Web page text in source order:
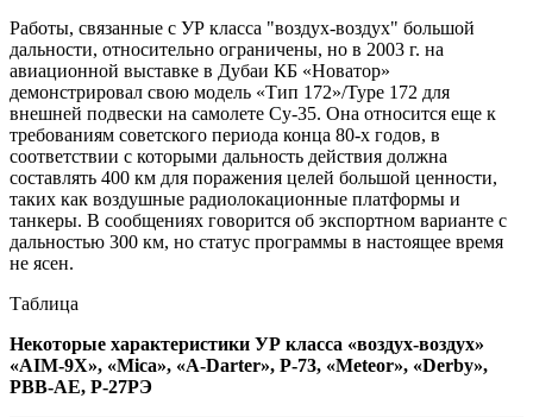
Работы, связанные с УР класса "воздух-воздух" большой
дальности, относительно ограничены, но в 2003 г. на
авиационной выставке в Дубаи КБ «Новатор»
демонстрировал свою модель «Тип 172»/Туре 172 для
внешней подвески на самолете Су-35. Она относится еще к
требованиям советского периода конца 80-х годов, в
соответствии с которыми дальность действия должна
составлять 400 км для поражения целей большой ценности,
таких как воздушные радиолокационные платформы и
танкеры. В сообщениях говорится об экспортном варианте с
дальностью 300 км, но статус программы в настоящее время
не ясен.
Таблица
Некоторые характеристики УР класса «воздух-воздух»
«AIM-9X», «Mica», «A-Darter», P-73, «Meteor», «Derby»,
PBB-AE, Р-27РЭ